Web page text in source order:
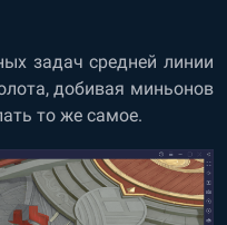
задач средней линии
добивая миньонов
то же самое.